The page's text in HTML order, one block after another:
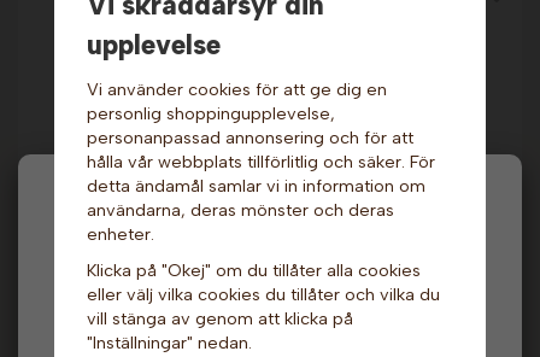
Hej och välkommen till Gottes!
moms) eller företag (exkl. moms) för hur våra priser
ska visas.
Privat
Sockervadd på burk -
3-smak 50 gram x 24
st. Fluffyz
Info & Köp
Sockervadd på burk -
Blåbär, 50 gram.
Fluffyz
Info & Köp
upplevelse
Vi använder cookies för att ge dig en
personlig shoppingupplevelse,
personanpassad annonsering och för att
hålla vår webbplats tillförlitlig och säker. För
detta ändamål samlar vi in information om
användarna, deras mönster och deras
enheter.
Klicka på "Okej" om du tillåter alla cookies
eller välj vilka cookies du tillåter och vilka du
vill stänga av genom att klicka på
"Inställningar" nedan.